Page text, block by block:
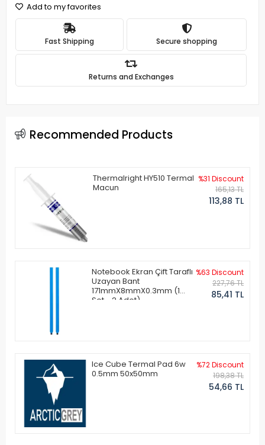
Add to my favorites
Fast Shipping Secure shopping
Returns and Exchanges
Recommended Products
Thermalright HY510 Termal
Macun
%31 Discount
165,13 TL
113,88 TL
Notebook Ekran Çift Taraflı
Uzayan Bant
171mmX8mmX0.3mm (1
Set - 2 Adet)
%63 Discount
227,76 TL
85,41 TL
Ice Cube Termal Pad 6w
0.5mm 50x50mm
%72 Discount
198,38 TL
54,66 TL